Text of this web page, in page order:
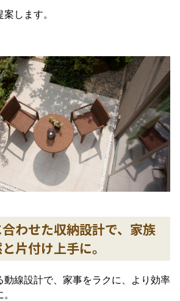
します。
わせた収納設計で、家族
片付け上手に。
動線設計で、家事をラクに、より効率